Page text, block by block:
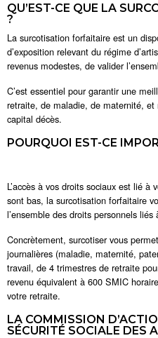
QU’EST-CE QUE LA
?
La surcotisation forfaitaire est un
d’exposition relevant du régime
revenus modestes, de valider
C’est essentiel pour garantir une
retraite, de maladie, de maternité, et
capital décès.
POURQUOI EST-CE
L’accès à vos droits sociaux est lié
sont bas, la surcotisation forfaitaire
l’ensemble des droits personnels
Concrètement, surcotiser vous
journalières (maladie, maternité,
travail, de 4 trimestres de retraite
revenu équivalent à 600 SMIC
votre retraite.
LA COMMISSION
SÉCURITÉ SOCIALE DES